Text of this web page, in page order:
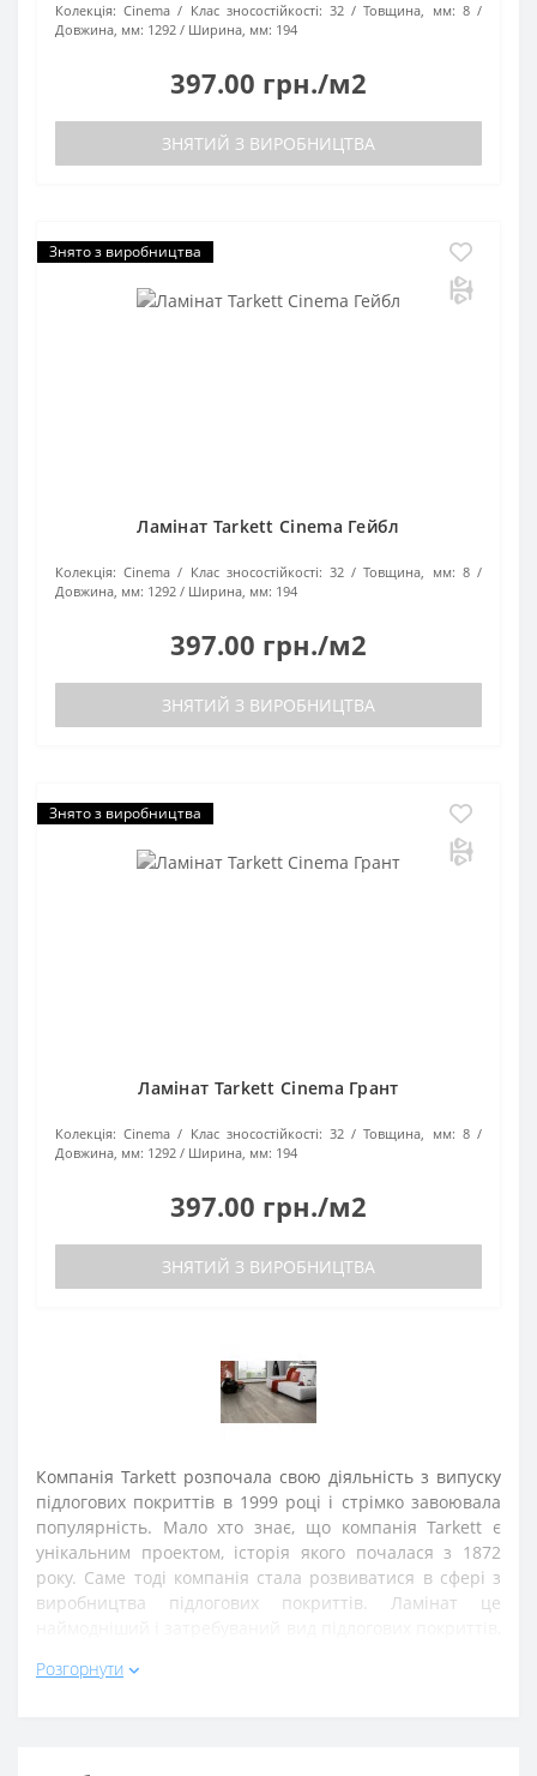
Колекція: Cinema Клас зносостійкості: 32 Товщина, мм: 8
Довжина, мм: 1292 Ширина, мм: 194
397.00 грн./м2
ЗНЯТИЙ З ВИРОБНИЦТВА
Знято з виробництва
Ламінат Tarkett Cinema Гейбл
Колекція: Cinema Клас зносостійкості: 32 Товщина, мм: 8
Довжина, мм: 1292 Ширина, мм: 194
397.00 грн./м2
ЗНЯТИЙ З ВИРОБНИЦТВА
Знято з виробництва
Ламінат Tarkett Cinema Грант
Колекція: Cinema Клас зносостійкості: 32 Товщина, мм: 8
Довжина, мм: 1292 Ширина, мм: 194
397.00 грн./м2
ЗНЯТИЙ З ВИРОБНИЦТВА
Компанія Tarkett розпочала свою діяльність з випуску
підлогових покриттів в 1999 році і стрімко завоювала
популярність. Мало хто знає, що компанія Tarkett є
унікальним проектом, історія якого почалася з 1872
року. Саме тоді компанія стала розвиватися в сфері з
виробництва підлогових покриттів. Ламінат це
отримати хорошу якість. Матеріал має безліч переваг
Розгорнути